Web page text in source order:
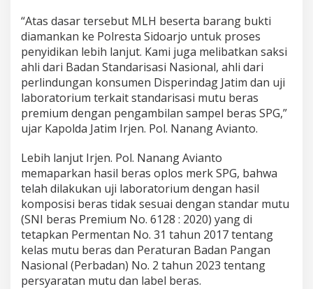
“Atas dasar tersebut MLH beserta barang bukti
diamankan ke Polresta Sidoarjo untuk proses
penyidikan lebih lanjut. Kami juga melibatkan saksi
ahli dari Badan Standarisasi Nasional, ahli dari
perlindungan konsumen Disperindag Jatim dan uji
laboratorium terkait standarisasi mutu beras
premium dengan pengambilan sampel beras SPG,”
ujar Kapolda Jatim Irjen. Pol. Nanang Avianto.
Lebih lanjut Irjen. Pol. Nanang Avianto
memaparkan hasil beras oplos merk SPG, bahwa
telah dilakukan uji laboratorium dengan hasil
komposisi beras tidak sesuai dengan standar mutu
(SNI beras Premium No. 6128 : 2020) yang di
tetapkan Permentan No. 31 tahun 2017 tentang
kelas mutu beras dan Peraturan Badan Pangan
Nasional (Perbadan) No. 2 tahun 2023 tentang
persyaratan mutu dan label beras.